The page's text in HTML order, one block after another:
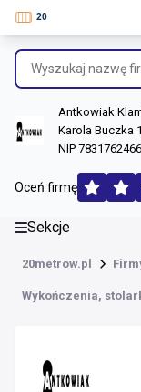
Antkowiak
Karola Buczka
NIP
Oceń firmę
Sekcje
20metrow.pl
Wykończenia,
Informacje o
Dane
Lokalizacje
Opinie (104)